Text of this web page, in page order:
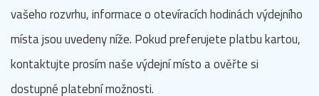
vašeho rozvrhu, informace o otevíracích hodinách výdejního
místa jsou uvedeny níže. Pokud preferujete platbu kartou,
kontaktujte prosím naše výdejní místo a ověřte si
dostupné platební možnosti.